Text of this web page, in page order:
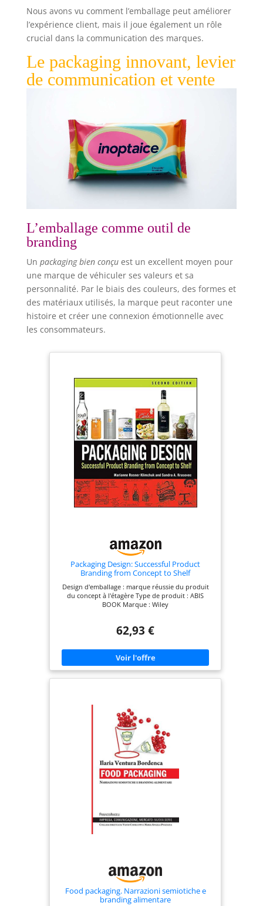
vente au détail, sacs de fête. 🎈HandlePoignée
torsadée pour un transport facile. 🎈BottomFond
carré pour se lever facilement. 🎈BagsSacs
écologiques: 100% pâte de bois. Ces sacs peuvent
cadeaux en papier bricolage durables: Ces sacs
sont parfaits pour l'artisanat et le bricolage. Ils
sont d'un blanc uni et peuvent être peints,
imprimés et embellis comme vous le souhaitez.
Nous avons vu comment l’emballage peut améliorer
l’expérience client, mais il joue également un rôle
crucial dans la communication des marques.
Le packaging innovant, levier
de communication et vente
L’emballage comme outil de
branding
Un packaging bien conçuest un excellent moyen pour
une marque de véhiculer ses valeurs et sa
personnalité. Par le biais des couleurs, des formes et
des matériaux utilisés, la marque peut raconter une
histoire et créer une connexion émotionnelle avec
les consommateurs.
Packaging Design: Successful Product
Branding from Concept to Shelf
Design d'emballage : marque réussie du produit
du concept à l'étagère Type de produit : ABIS
BOOK Marque : Wiley
62,93 €
Food packaging. Narrazioni semiotiche e
branding alimentare